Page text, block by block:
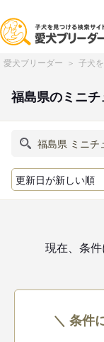
愛犬ブリーダー 子犬
福島県のミニ
現在、条件
＼ 条件